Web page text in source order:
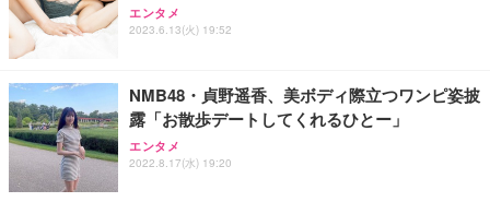
エンタメ
2023.6.13(火) 19:52
NMB48・貞野遥香、美ボディ際立つワンピ姿披
露「お散歩デートしてくれるひとー」
エンタメ
2022.8.17(水) 19:20